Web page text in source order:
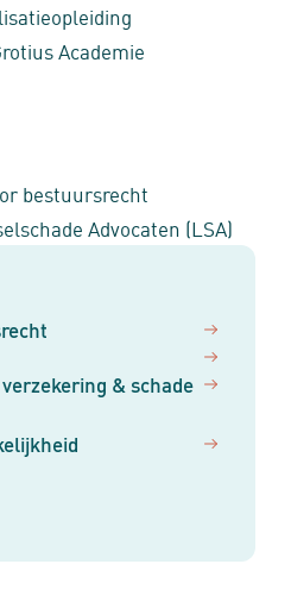
& schade
Academie
bestuursrecht
Advocaten (LSA)